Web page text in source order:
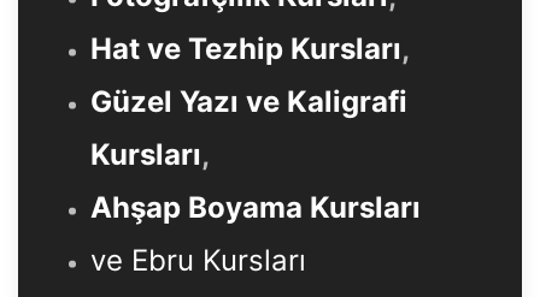
Hat ve Tezhip Kursları,
Güzel Yazı ve Kaligrafi
Kursları,
Ahşap Boyama Kursları
ve Ebru Kursları